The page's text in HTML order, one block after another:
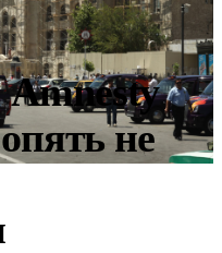
Amnesty
не